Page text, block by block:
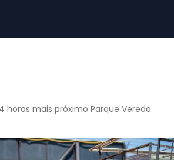
horas mais próximo Parque Vereda